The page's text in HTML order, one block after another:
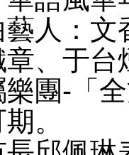
藝人：文
章、于台
樂團-「
。